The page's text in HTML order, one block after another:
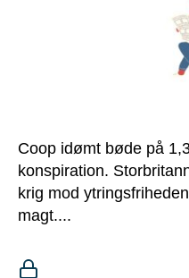
Coop idømt bøde på
konspiration.
krig mod
magt....